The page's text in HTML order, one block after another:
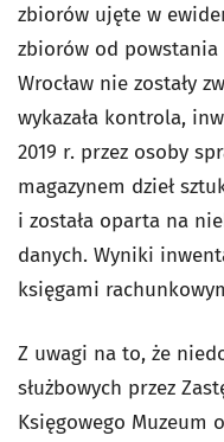
zbiorów ujęte w
zbiorów od powstania
Wrocław nie zostały
wykazała kontrola,
2019 r. przez osoby
magazynem dzieł
i została oparta na
danych. Wyniki
księgami
Z uwagi na to, że
służbowych przez
Księgowego Muzeum